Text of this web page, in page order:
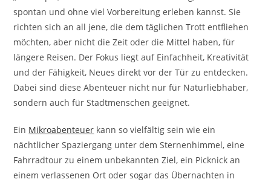
spontan und ohne viel Vorbereitung erleben kannst. Sie
richten sich an all jene, die dem täglichen Trott entfliehen
möchten, aber nicht die Zeit oder die Mittel haben, für
längere Reisen. Der Fokus liegt auf Einfachheit, Kreativität
und der Fähigkeit, Neues direkt vor der Tür zu entdecken.
Dabei sind diese Abenteuer nicht nur für Naturliebhaber,
sondern auch für Stadtmenschen geeignet.
Ein Mikroabenteuer kann so vielfältig sein wie ein
nächtlicher Spaziergang unter dem Sternenhimmel, eine
Fahrradtour zu einem unbekannten Ziel, ein Picknick an
einem verlassenen Ort oder sogar das Übernachten in